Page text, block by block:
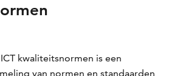
kwaliteitsnormen is een
van normen en standaarden